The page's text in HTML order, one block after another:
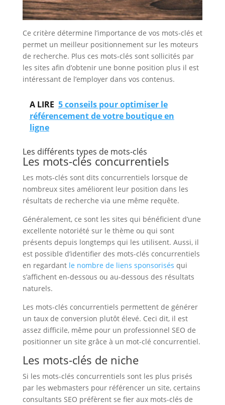
Ce critère détermine l’importance de vos mots-clés et
permet un meilleur positionnement sur les moteurs
de recherche. Plus ces mots-clés sont sollicités par
les sites afin d’obtenir une bonne position plus il est
intéressant de l’employer dans vos contenus.
A LIRE 5 conseils pour optimiser le
référencement de votre boutique en
ligne
Les différents types de mots-clés
Les mots-clés concurrentiels
Les mots-clés sont dits concurrentiels lorsque de
nombreux sites améliorent leur position dans les
résultats de recherche via une même requête.
Généralement, ce sont les sites qui bénéficient d’une
excellente notoriété sur le thème ou qui sont
présents depuis longtemps qui les utilisent. Aussi, il
est possible d’identifier des mots-clés concurrentiels
en regardant le nombre de liens sponsorisés qui
s’affichent en-dessous ou au-dessous des résultats
naturels.
Les mots-clés concurrentiels permettent de générer
un taux de conversion plutôt élevé. Ceci dit, il est
assez difficile, même pour un professionnel SEO de
positionner un site grâce à un mot-clé concurrentiel.
Les mots-clés de niche
Si les mots-clés concurrentiels sont les plus prisés
par les webmasters pour référencer un site, certains
consultants SEO préfèrent se fier aux mots-clés de